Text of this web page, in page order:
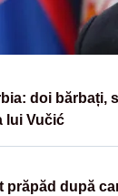
doi bărbați,
lui Vučić
prăpăd după